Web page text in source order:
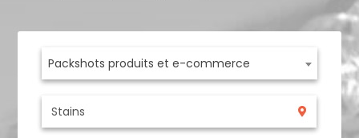
Packshots produits et e-commerce